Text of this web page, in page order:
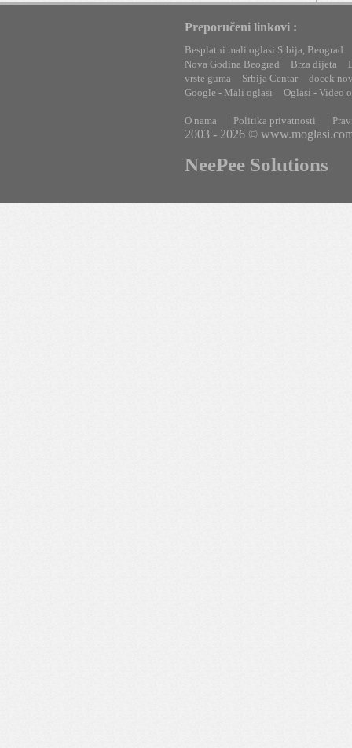
Preporučeni linkovi :
Besplatni mali oglasi Srbija, Beograd
Nova Godina Beograd
Brza dijeta
vrste guma
Srbija Centar
docek
Google - Mali oglasi
Oglasi - Video
O nama | Politika privatnosti |
2003 - 2026 ©
NeePee Solutions